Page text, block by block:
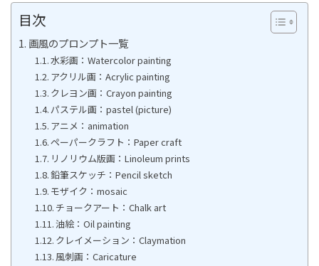
目次
画風のプロンプト一覧
水彩画：Watercolor painting
アクリル画：Acrylic painting
クレヨン画：Crayon painting
パステル画：pastel (picture)
アニメ：animation
ペーパークラフト：Paper craft
リノリウム版画：Linoleum prints
鉛筆スケッチ：Pencil sketch
モザイク：mosaic
チョークアート：Chalk art
油絵：Oil painting
クレイメーション：Claymation
風刺画：Caricature